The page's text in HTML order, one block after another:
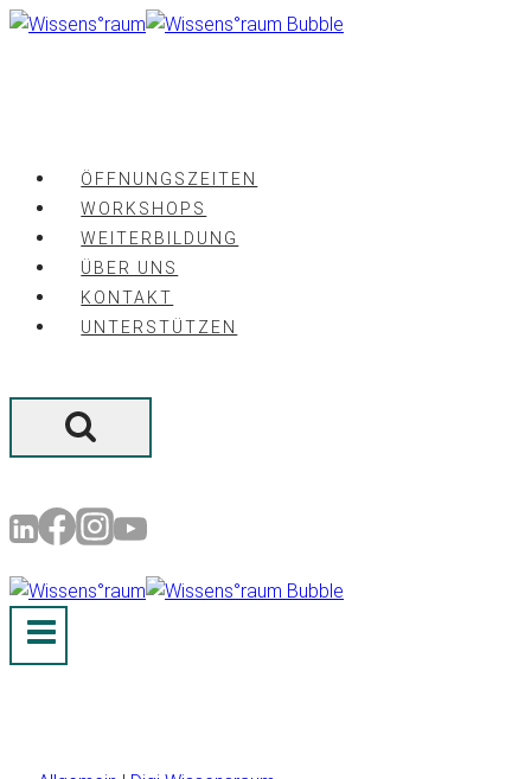
Zum
ÖFFNUNGSZEITEN
WORKSHOPS
WEITERBILDUNG
ÜBER UNS
KONTAKT
UNTERSTÜTZEN